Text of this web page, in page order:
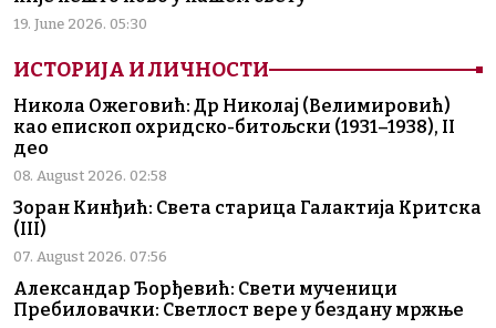
19. June 2026. 05:30
ИСТОРИЈА И ЛИЧНОСТИ
Никола Ожеговић: Др Николај (Велимировић)
као епископ охридско-битољски (1931–1938), II
део
08. August 2026. 02:58
Зоран Кинђић: Света старица Галактија Критска
(III)
07. August 2026. 07:56
Александар Ђорђевић: Свети мученици
Пребиловачки: Светлост вере у бездану мржње